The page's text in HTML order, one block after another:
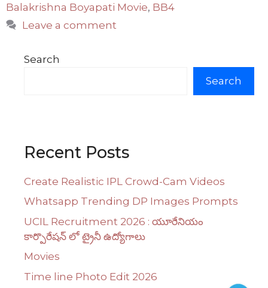
Balakrishna Boyapati Movie, BB4
Leave a comment
Search
Search
Recent Posts
Create Realistic IPL Crowd-Cam Videos
Whatsapp Trending DP Images Prompts
UCIL Recruitment 2026 : యూరేనియం
కార్పొరేషన్ లో ట్రైనీ ఉద్యోగాలు
Movies
Time line Photo Edit 2026